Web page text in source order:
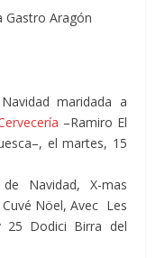
Gastro Aragón
maridada a
–Ramiro El
el martes, 15
Navidad, X-mas
Nöel, Avec Les
Dodici Birra del